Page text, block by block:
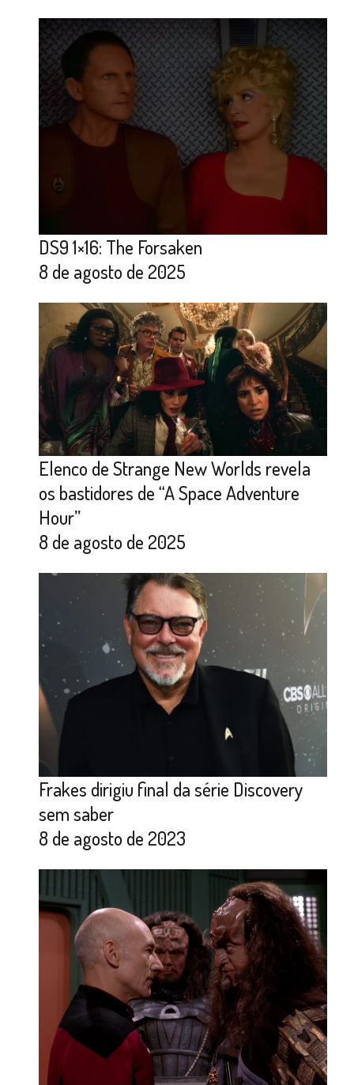
DS9 1×16: The Forsaken
8 de agosto de 2025
Elenco de Strange New Worlds revela
os bastidores de “A Space Adventure
Hour”
8 de agosto de 2025
Frakes dirigiu final da série Discovery
sem saber
8 de agosto de 2023